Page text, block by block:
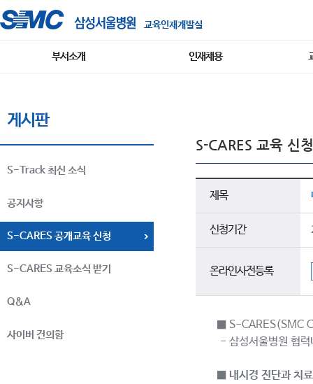
교육인재개발실
부서소개 인재채용
게시판
S-Track 최신 소식
공지사항
S-CARES 공개교육 신청
S-CARES 교육소식 받기
Q&A
사이버 건의함
S-CARES 교육 신
제목
신청기간
온라인사전등록
■ S-CARES(SMC
- 삼성서울병원 협력
■ 내시경 진단과 치